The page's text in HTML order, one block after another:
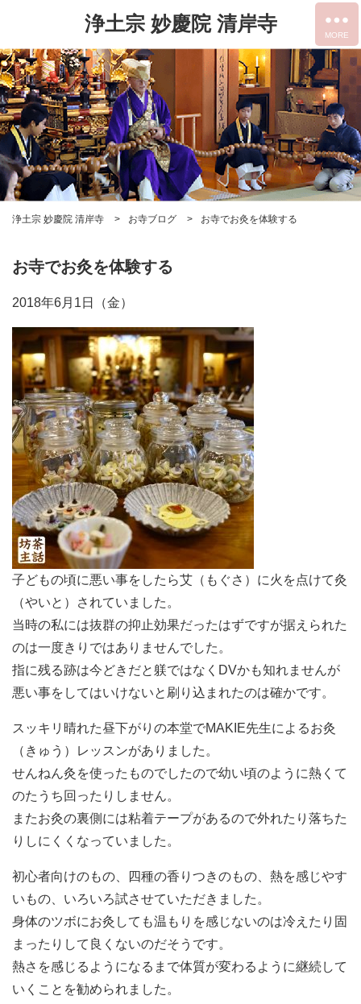
浄土宗 妙慶院 清岸寺
浄土宗 妙慶院 清岸寺 お寺ブログ お寺でお灸を体験する
お寺でお灸を体験する
2018年6月1日（金）
子どもの頃に悪い事をしたら艾（もぐさ）に火を点けて灸
（やいと）されていました。
当時の私には抜群の抑止効果だったはずですが据えられた
のは一度きりではありませんでした。
指に残る跡は今どきだと躾ではなくDVかも知れませんが
悪い事をしてはいけないと刷り込まれたのは確かです。
スッキリ晴れた昼下がりの本堂でMAKIE先生によるお灸
（きゅう）レッスンがありました。
せんねん灸を使ったものでしたので幼い頃のように熱くて
のたうち回ったりしません。
またお灸の裏側には粘着テープがあるので外れたり落ちた
りしにくくなっていました。
初心者向けのもの、四種の香りつきのもの、熱を感じやす
いもの、いろいろ試させていただきました。
身体のツボにお灸しても温もりを感じないのは冷えたり固
まったりして良くないのだそうです。
熱さを感じるようになるまで体質が変わるように継続して
いくことを勧められました。